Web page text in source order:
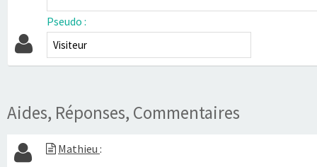
Pseudo :
Aides, Réponses, Commentaires
Mathieu :